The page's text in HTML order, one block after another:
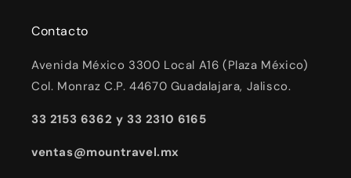
Contacto
Avenida México 3300 Local A16 (Plaza México)
Col. Monraz C.P. 44670 Guadalajara, Jalisco.
33 2153 6362 y 33 2310 6165
ventas@mountravel.mx